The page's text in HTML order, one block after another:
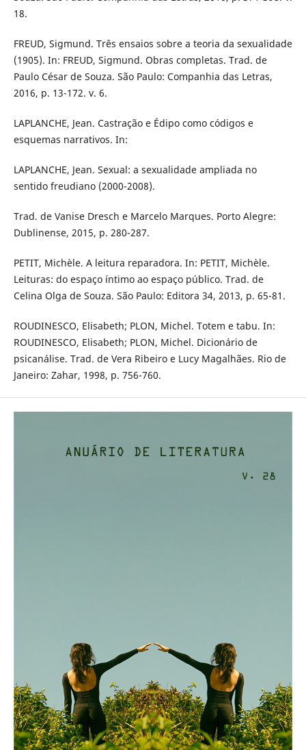
18.
FREUD, Sigmund. Três ensaios sobre a teoria da sexualidade
(1905). In: FREUD, Sigmund. Obras completas. Trad. de
Paulo César de Souza. São Paulo: Companhia das Letras,
2016, p. 13-172. v. 6.
LAPLANCHE, Jean. Castração e Édipo como códigos e
esquemas narrativos. In:
LAPLANCHE, Jean. Sexual: a sexualidade ampliada no
sentido freudiano (2000-2008).
Trad. de Vanise Dresch e Marcelo Marques. Porto Alegre:
Dublinense, 2015, p. 280-287.
PETIT, Michèle. A leitura reparadora. In: PETIT, Michèle.
Leituras: do espaço íntimo ao espaço público. Trad. de
Celina Olga de Souza. São Paulo: Editora 34, 2013, p. 65-81.
ROUDINESCO, Elisabeth; PLON, Michel. Totem e tabu. In:
ROUDINESCO, Elisabeth; PLON, Michel. Dicionário de
psicanálise. Trad. de Vera Ribeiro e Lucy Magalhães. Rio de
Janeiro: Zahar, 1998, p. 756-760.